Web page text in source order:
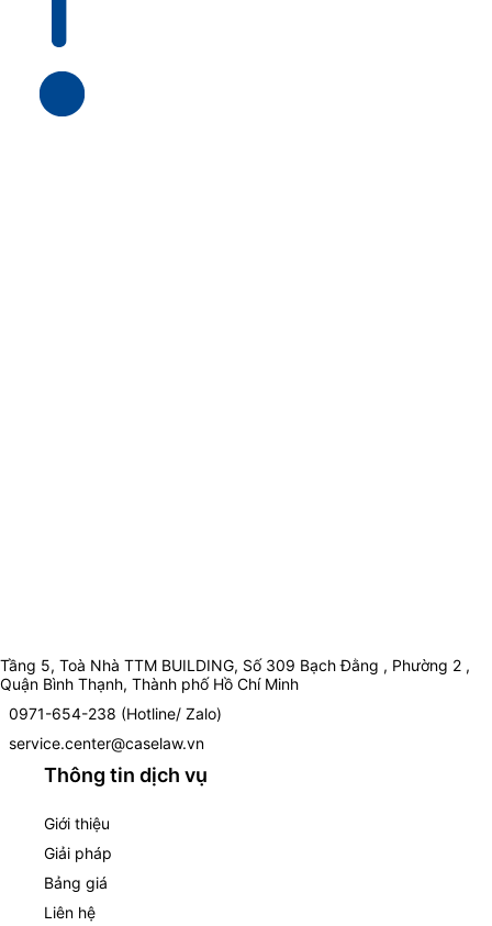
Tầng 5, Toà Nhà TTM BUILDING, Số 309 Bạch Đằng , Phường 2 ,
Quận Bình Thạnh, Thành phố Hồ Chí Minh
0971-654-238 (Hotline/ Zalo)
service.center@caselaw.vn
Thông tin dịch vụ
Giới thiệu
Giải pháp
Bảng giá
Liên hệ